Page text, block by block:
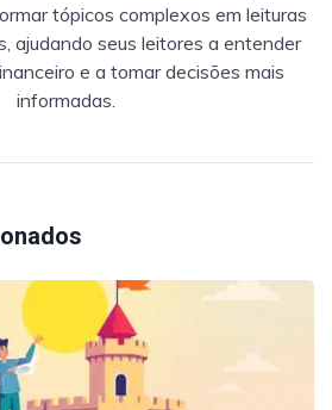
tópicos complexos em leituras
ajudando seus leitores a entender
e a tomar decisões mais
informadas.